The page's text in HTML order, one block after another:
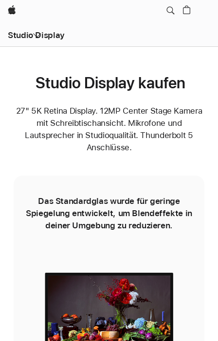
Apple
Studio Display
Studio Display kaufen
27" 5K Retina Display. 12MP Center Stage Kamera
mit Schreibtischansicht. Mikrofone und
Lautsprecher in Studioqualität. Thunderbolt 5
Anschlüsse.
Das Standardglas wurde für geringe
Spiegelung entwickelt, um Blend­effekte in
deiner Umgebung zu reduzieren.